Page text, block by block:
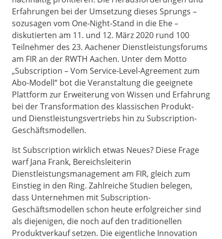
Erfahrungen bei der Umsetzung dieses Sprungs –
sozusagen vom One-Night-Stand in die Ehe –
diskutierten am 11. und 12. März 2020 rund 100
Teilnehmer des 23. Aachener Dienstleistungsforums
am FIR an der RWTH Aachen. Unter dem Motto
„Subscription – Vom Service-Level-Agreement zum
Abo-Modell“ bot die Veranstaltung die geeignete
Plattform zur Erweiterung von Wissen und Erfahrung
bei der Transformation des klassischen Produkt-
und Dienstleistungsvertriebs hin zu Subscription-
Geschäftsmodellen.
Ist Subscription wirklich etwas Neues? Diese Frage
warf Jana Frank, Bereichsleiterin
Dienstleistungsmanagement am FIR, gleich zum
Einstieg in den Ring. Zahlreiche Studien belegen,
dass Unternehmen mit Subscription-
Geschäftsmodellen schon heute erfolgreicher sind
als diejenigen, die noch auf den traditionellen
Produktverkauf setzen. Die eigentliche Innovation